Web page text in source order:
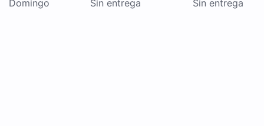
Domingo Sin entrega Sin entrega